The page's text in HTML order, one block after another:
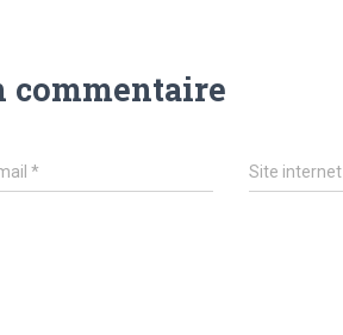
commentaire
* Site internet